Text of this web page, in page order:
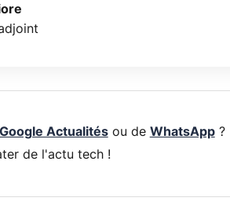
Google Actualitésou de WhatsApp?
de l'actu tech !